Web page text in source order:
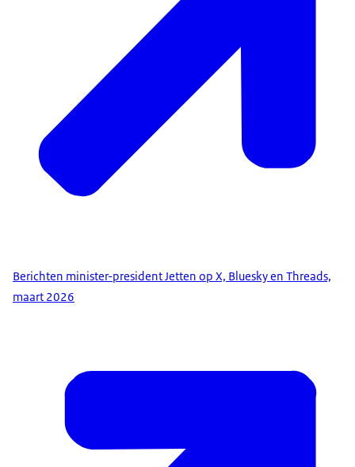
Berichten minister-president Jetten op X, Bluesky en Threads,
maart 2026